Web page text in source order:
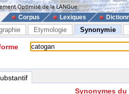
Corpus Lexiques
Etymologie Synonymie
Synonymes